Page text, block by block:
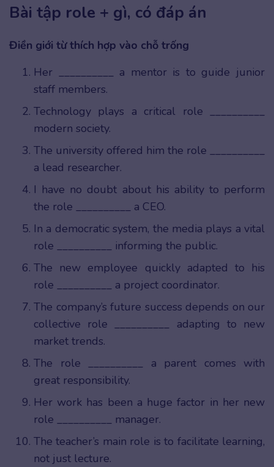
Bài tập role + gì, có đáp án
Điền giới từ thích hợp vào chỗ trống
Her __________ a mentor is to guide junior
staff members.
Technology plays a critical role __________
modern society.
The university offered him the role __________
a lead researcher.
I have no doubt about his ability to perform
the role __________ a CEO.
In a democratic system, the media plays a vital
role __________ informing the public.
The new employee quickly adapted to his
role __________ a project coordinator.
The company’s future success depends on our
collective role __________ adapting to new
market trends.
The role __________ a parent comes with
great responsibility.
Her work has been a huge factor in her new
role __________ manager.
The teacher’s main role is to facilitate learning,
not just lecture.